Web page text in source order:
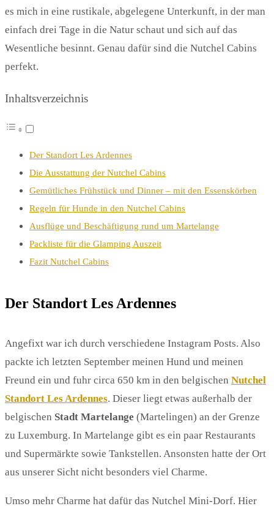
es mich in eine rustikale, abgelegene Unterkunft, in der man
einfach drei Tage in die Natur schaut und sich auf das
Wesentliche besinnt. Genau dafür sind die Nutchel Cabins
perfekt.
Inhaltsverzeichnis
Der Standort Les Ardennes
Die Ausstattung der Nutchel Cabins
Gemütliches Frühstück und Dinner – mit den Essenskörben
Regeln für Hunde in den Nutchel Cabins
Ausflüge und Beschäftigung rund um Martelange
Packliste für die Glamping Auszeit
Fazit Nutchel Cabins
Der Standort Les Ardennes
Angefixt war ich durch verschiedene Instagram Posts. Also
packte ich letzten September meinen Hund und meinen
Freund ein und fuhr circa 650 km in den belgischen Nutchel
Standort Les Ardennes. Dieser liegt etwas außerhalb der
belgischen Stadt Martelange (Martelingen) an der Grenze
zu Luxemburg. In Martelange gibt es ein paar Restaurants
und Supermärkte sowie Tankstellen. Ansonsten hatte der Ort
aus unserer Sicht nicht besonders viel Charme.
Umso mehr Charme hat dafür das Nutchel Mini-Dorf. Hier